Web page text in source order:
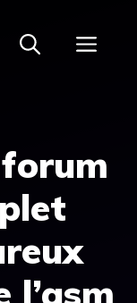
l’asm